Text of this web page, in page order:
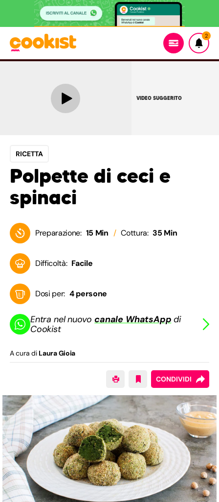
2
VIDEO SUGGERITO
RICETTA
Polpette di ceci e
spinaci
Preparazione: 15 Min Cottura: 35 Min
Difficoltà: Facile
Dosi per: 4 persone
Entra nel nuovocanale WhatsApp di
Cookist
A cura di Laura Gioia
CONDIVIDI